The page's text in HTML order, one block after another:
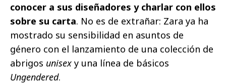
conocer a sus diseñadores y charlar con ellos
sobre su carta. No es de extrañar: Zara ya ha
mostrado su sensibilidad en asuntos de
género con el lanzamiento de una colección de
abrigos unisex y una línea de básicos
Ungendered.